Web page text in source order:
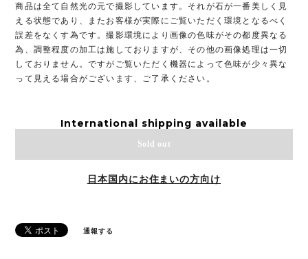
商品は全て自然光の元で撮影しています。それが石が一番美しく見
える状態であり、またお客様が実際にご覧いただく環境となるべく
誤差をなくす為です。撮影環境により画像の色味がその都度異なる
為、調整程度の加工は施しておりますが、その他の画像処理は一切
しておりません。ですがご覧いただく機器によって色味が少々異な
って見える場合がございます、ご了承ください。
International shipping available
Sold out
日本国内にお住まいの方向け
通報する